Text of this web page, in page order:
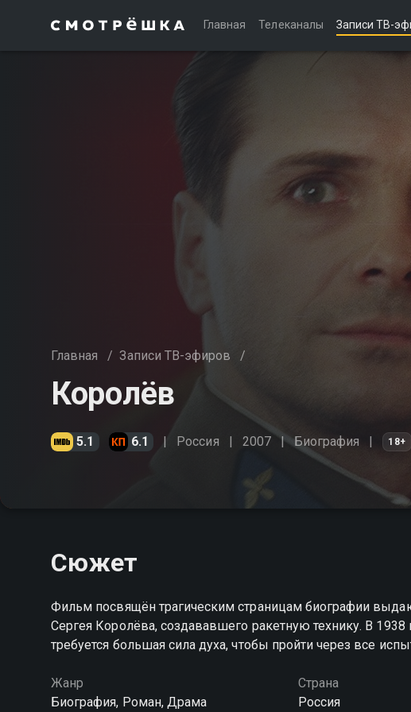
Главная Телеканалы Записи ТВ-
Главная / Записи ТВ-эфиров /
Королёв
5.1 6.1 Россия 2007 Биография 18+
Сюжет
Фильм посвящён трагическим страницам биографии
Сергея Королёва, создававшего ракетную технику. В
требуется большая сила духа, чтобы пройти через все
Жанр
Биография, Роман, Драма
Страна
Россия